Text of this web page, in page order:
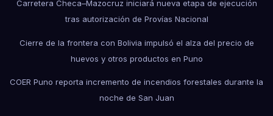
Carretera Checa–Mazocruz iniciará nueva etapa de ejecución
tras autorización de Provías Nacional
Cierre de la frontera con Bolivia impulsó el alza del precio de
huevos y otros productos en Puno
COER Puno reporta incremento de incendios forestales durante la
noche de San Juan